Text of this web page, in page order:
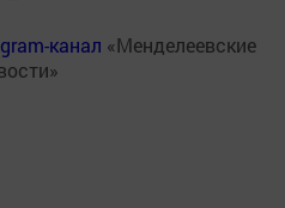
канал «Менделеевские